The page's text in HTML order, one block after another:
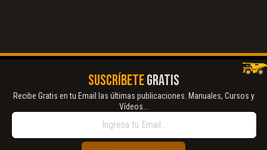
SUSCRÍBETEGRATIS
Recibe Gratis en tu Email las últimas publicaciones. Manuales, Cursos y
Vídeos...
No carga o no se visualiza el contenido.
Reportar otro tipo de error...